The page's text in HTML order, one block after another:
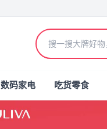
数码家电 吃货零食